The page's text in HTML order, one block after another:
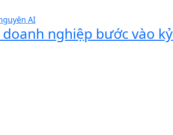
nghiệp bước vào